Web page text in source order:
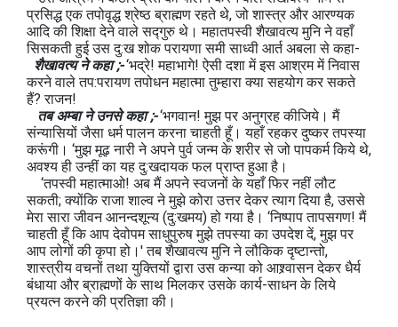
प्रसिद्ध एक तपोवृद्ध श्रेष्‍ठ ब्राह्मण रहते थे, जो शास्त्र और आरण्‍यक
आदि की शिक्षा देने वाले सद्गुरु थे। महातपस्वी शैखावत्य मुनि ने वहाँ
सिसकती हुई उस दु:ख शोक परायणा समी साध्‍वी आर्त अबला से कहा-
शैखावत्य ने कहा ;-‘भद्रे! महाभागे! ऐसी दशा में इस आश्रम में निवास
करने वाले तप:परायण तपोधन महात्मा तुम्हारा क्या सहयोग कर सकते
हैं? राजन!
तब अम्बा ने उनसे कहा ;-‘भगवान! मुझ पर अनुग्रह कीजिये। मैं
संन्यासियों जैसा धर्म पालन करना चाहती हूँ। यहाँ रहकर दुष्‍कर तपस्या
करूंगी। ‘मुझ मूढ़ नारी ने अपने पुर्व जन्म के शरीर से जो पापकर्म किये थे,
अवश्‍य ही उन्हीं का यह दु:खदायक फल प्राप्त हुआ है।
‘तपस्वी महात्माओ! अब मैं अपने स्वजनों के यहाँ फिर नहीं लौट
सकती; क्योंकि राजा शाल्व ने मुझे कोरा उत्तर देकर त्याग दिया है, उससे
मेरा सारा जीवन आनन्दशून्य (दु:खमय) हो गया है। ‘निष्‍पाप तापसगण! मैं
चाहती हूँ कि आप देवोपम साधुपुरुष मुझे तपस्या का उपदेश दें, मुझ पर
आप लोगों की कृपा हो।' तब शैखावत्य मुनि ने लौकिक दृष्‍टान्तो,
शास्त्रीय वचनों तथा युक्तियों द्वारा उस कन्या को आश्र्वासन देकर धैर्य
बंधाया और ब्राह्मणों के साथ मिलकर उसके कार्य-साधन के लिये
प्रयत्न करने की प्रतिज्ञा की।